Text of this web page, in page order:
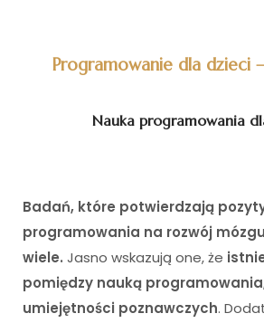
Programowanie dla dzieci
Nauka programowania
Badań, które potwierdzają
programowania na rozwój
wiele. Jasno wskazują one, że
pomiędzy nauką
umiejętności poznawczych.